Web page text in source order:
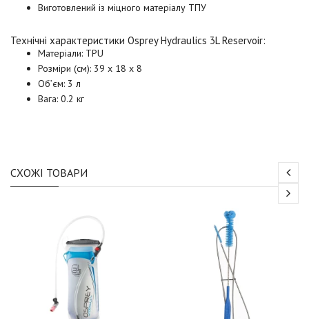
Виготовлений із міцного матеріалу ТПУ
Технічні характеристики Osprey Hydraulics 3L Reservoir:
Матеріали: TPU
Розміри (см): 39 х 18 х 8
Об’єм: 3 л
Вага: 0.2 кг
СХОЖІ ТОВАРИ